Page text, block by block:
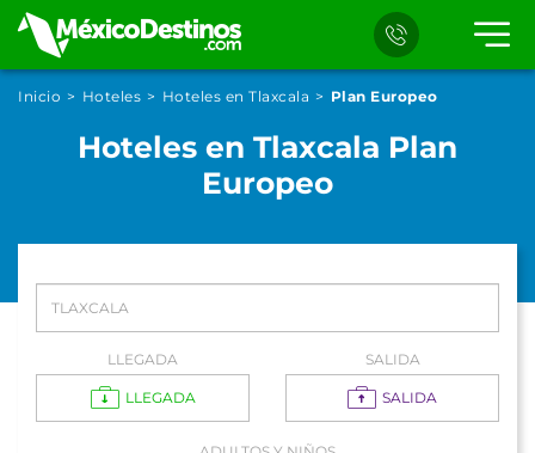
Inicio Hoteles Hoteles en Tlaxcala Plan Europeo
Hoteles en Tlaxcala Plan
Europeo
LLEGADA
LLEGADA
SALIDA
SALIDA